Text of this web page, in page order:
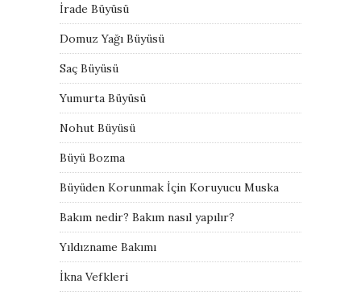
İrade Büyüsü
Domuz Yağı Büyüsü
Saç Büyüsü
Yumurta Büyüsü
Nohut Büyüsü
Büyü Bozma
Büyüden Korunmak İçin Koruyucu Muska
Bakım nedir? Bakım nasıl yapılır?
Yıldızname Bakımı
İkna Vefkleri